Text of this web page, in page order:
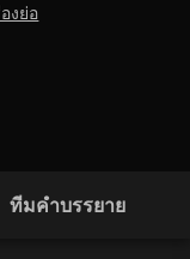
งย่อ
ทีมคำบรรยาย